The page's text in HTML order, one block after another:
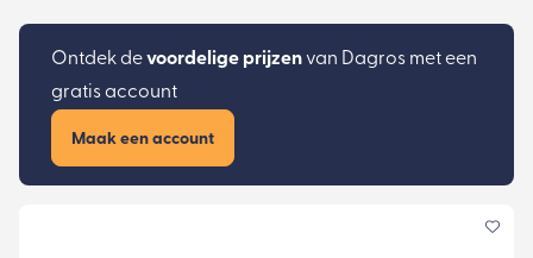
Ontdek devoordelige prijzen van Dagros met een
gratis account
Maak een account